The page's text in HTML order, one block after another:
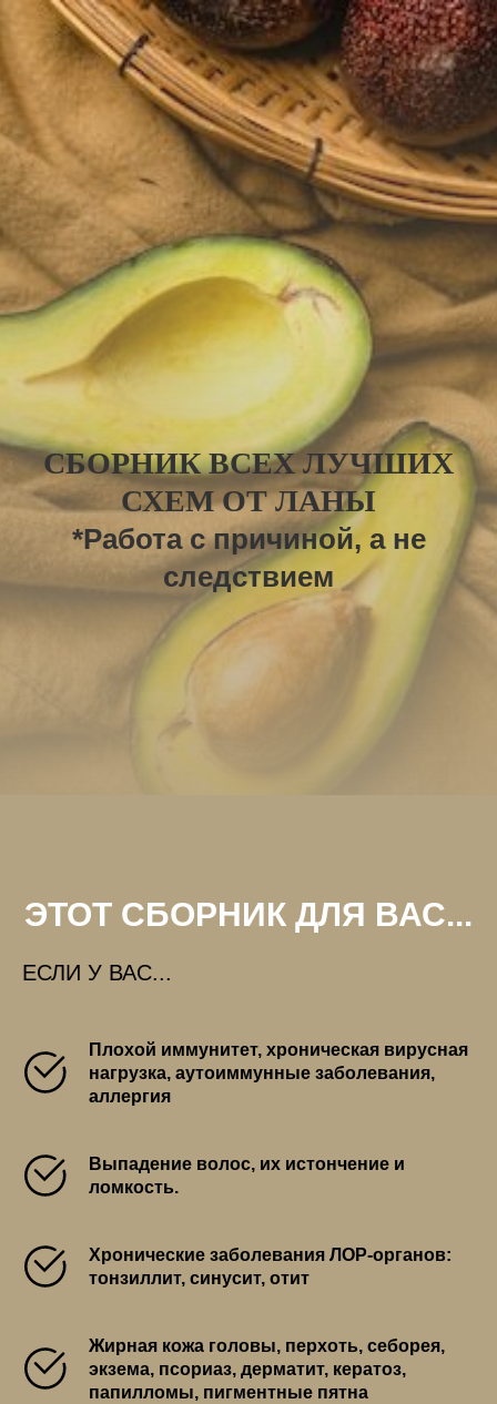
СБОРНИК ВСЕХ ЛУЧШИХ
СХЕМ ОТ ЛАНЫ
*Работа с причиной, а не
следствием
ЭТОТ СБОРНИК ДЛЯ ВАС...
ЕСЛИ У ВАС...
Плохой иммунитет, хроническая вирусная
нагрузка, аутоиммунные заболевания,
аллергия
Выпадение волос, их истончение и
ломкость.
Хронические заболевания ЛОР-органов:
тонзиллит, синусит, отит
Жирная кожа головы, перхоть, себорея,
экзема, псориаз, дерматит, кератоз,
папилломы, пигментные пятна